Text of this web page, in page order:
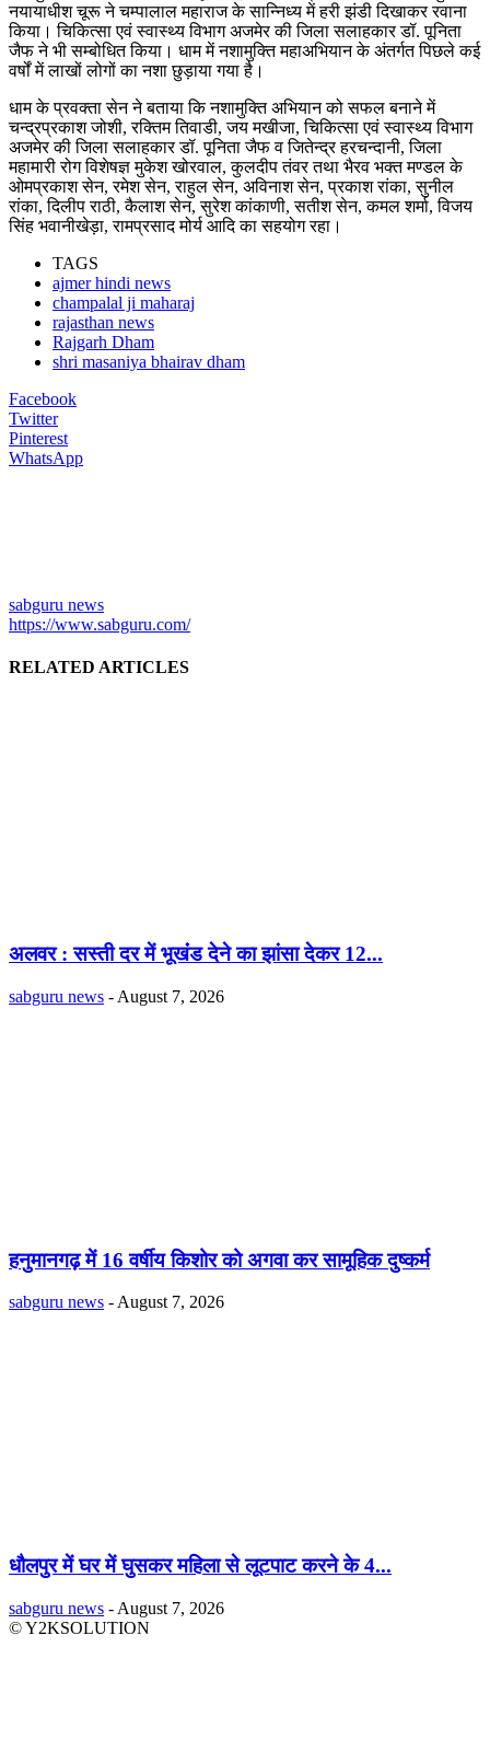
नयायाधीश चूरू ने चम्पालाल महाराज के सान्निध्य में हरी झंडी दिखाकर रवाना
किया। चिकित्सा एवं स्वास्थ्य विभाग अजमेर की जिला सलाहकार डॉ. पूनिता
जैफ ने भी सम्बोधित किया। धाम में नशामुक्ति महाअभियान के अंतर्गत पिछले कई
वर्षों में लाखों लोगों का नशा छुड़ाया गया है।
धाम के प्रवक्ता सेन ने बताया कि नशामुक्ति अभियान को सफल बनाने में
चन्द्रप्रकाश जोशी, रक्तिम तिवाडी, जय मखीजा, चिकित्सा एवं स्वास्थ्य विभाग
अजमेर की जिला सलाहकार डॉ. पूनिता जैफ व जितेन्द्र हरचन्दानी, जिला
महामारी रोग विशेषज्ञ मुकेश खोरवाल, कुलदीप तंवर तथा भैरव भक्त मण्डल के
ओमप्रकाश सेन, रमेश सेन, राहुल सेन, अविनाश सेन, प्रकाश रांका, सुनील
रांका, दिलीप राठी, कैलाश सेन, सुरेश कांकाणी, सतीश सेन, कमल शर्मा, विजय
सिंह भवानीखेड़ा, रामप्रसाद मोर्य आदि का सहयोग रहा।
TAGS
ajmer hindi news
champalal ji maharaj
rajasthan news
Rajgarh Dham
shri masaniya bhairav dham
Facebook
Twitter
Pinterest
WhatsApp
sabguru news
https://www.sabguru.com/
RELATED ARTICLES
अलवर : सस्ती दर में भूखंंड देने का झांसा देकर 12...
sabguru news - August 7, 2026
हनुमानगढ़ में 16 वर्षीय किशोर को अगवा कर सामूहिक दुष्कर्म
sabguru news - August 7, 2026
धौलपुर में घर में घुसकर महिला से लूटपाट करने के 4...
sabguru news - August 7, 2026
© Y2KSOLUTION